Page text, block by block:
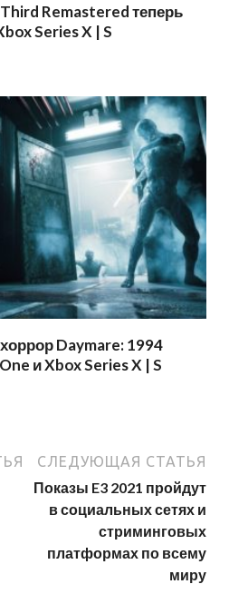
Remastered теперь
Series X | S
Daymare: 1994
и Xbox Series X | S
СЛЕДУЮЩАЯ СТАТЬЯ
Показы E3 2021 пройдут
в социальных сетях и
стриминговых
платформах по всему
миру